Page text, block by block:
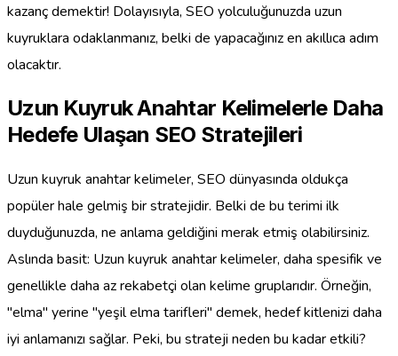
kazanç demektir! Dolayısıyla, SEO yolculuğunuzda uzun
kuyruklara odaklanmanız, belki de yapacağınız en akıllıca adım
olacaktır.
Uzun Kuyruk Anahtar Kelimelerle Daha
Hedefe Ulaşan SEO Stratejileri
Uzun kuyruk anahtar kelimeler, SEO dünyasında oldukça
popüler hale gelmiş bir stratejidir. Belki de bu terimi ilk
duyduğunuzda, ne anlama geldiğini merak etmiş olabilirsiniz.
Aslında basit: Uzun kuyruk anahtar kelimeler, daha spesifik ve
genellikle daha az rekabetçi olan kelime gruplarıdır. Örneğin,
"elma" yerine "yeşil elma tarifleri" demek, hedef kitlenizi daha
iyi anlamanızı sağlar. Peki, bu strateji neden bu kadar etkili?